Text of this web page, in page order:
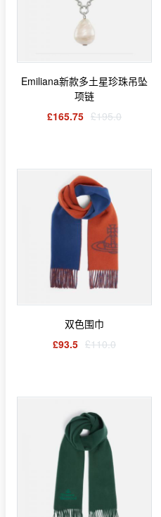
Emiliana新款多土星珍珠吊坠
项链
£165.75 £195.0
双色围巾
£93.5 £110.0